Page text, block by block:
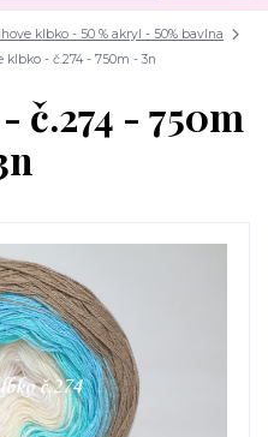
klbko - 50 % akryl - 50% bavlna
klbko - č.274 - 750m - 3n
č.274 - 750m